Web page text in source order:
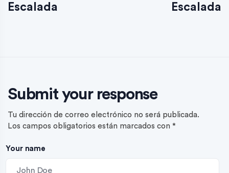
Escalada
Escalada
Submit your response
Tu dirección de correo electrónico no será publicada.
Los campos obligatorios están marcados con *
Your name